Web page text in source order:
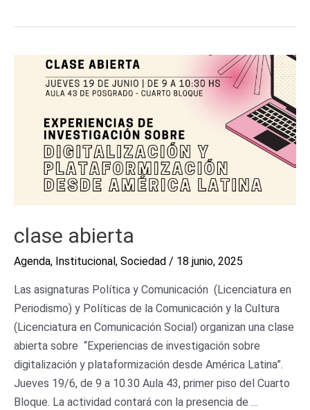
clase abierta
Agenda, Institucional , Sociedad / 18 junio, 2025
Las asignaturas Política y Comunicación (Licenciatura en
Periodismo) y Políticas de la Comunicación y la Cultura
(Licenciatura en Comunicación Social) organizan una clase
abierta sobre “Experiencias de investigación sobre
digitalización y plataformización desde América Latina”.
Jueves 19/6, de 9 a 10.30 Aula 43, primer piso del Cuarto
Bloque. La actividad contará con la presencia de …
abierta